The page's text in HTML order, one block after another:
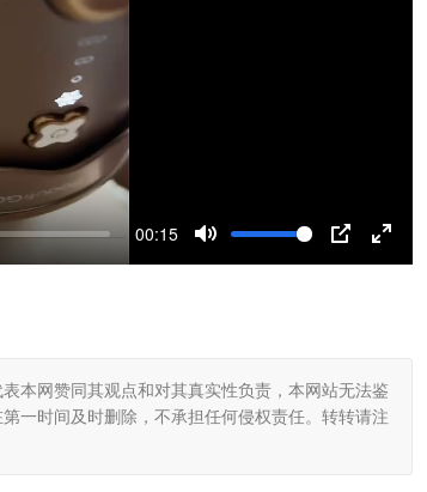
00:15
M
P
E
r
f
本网赞同其观点和对其真实性负责，本网站无法鉴
一时间及时删除，不承担任何侵权责任。转转请注